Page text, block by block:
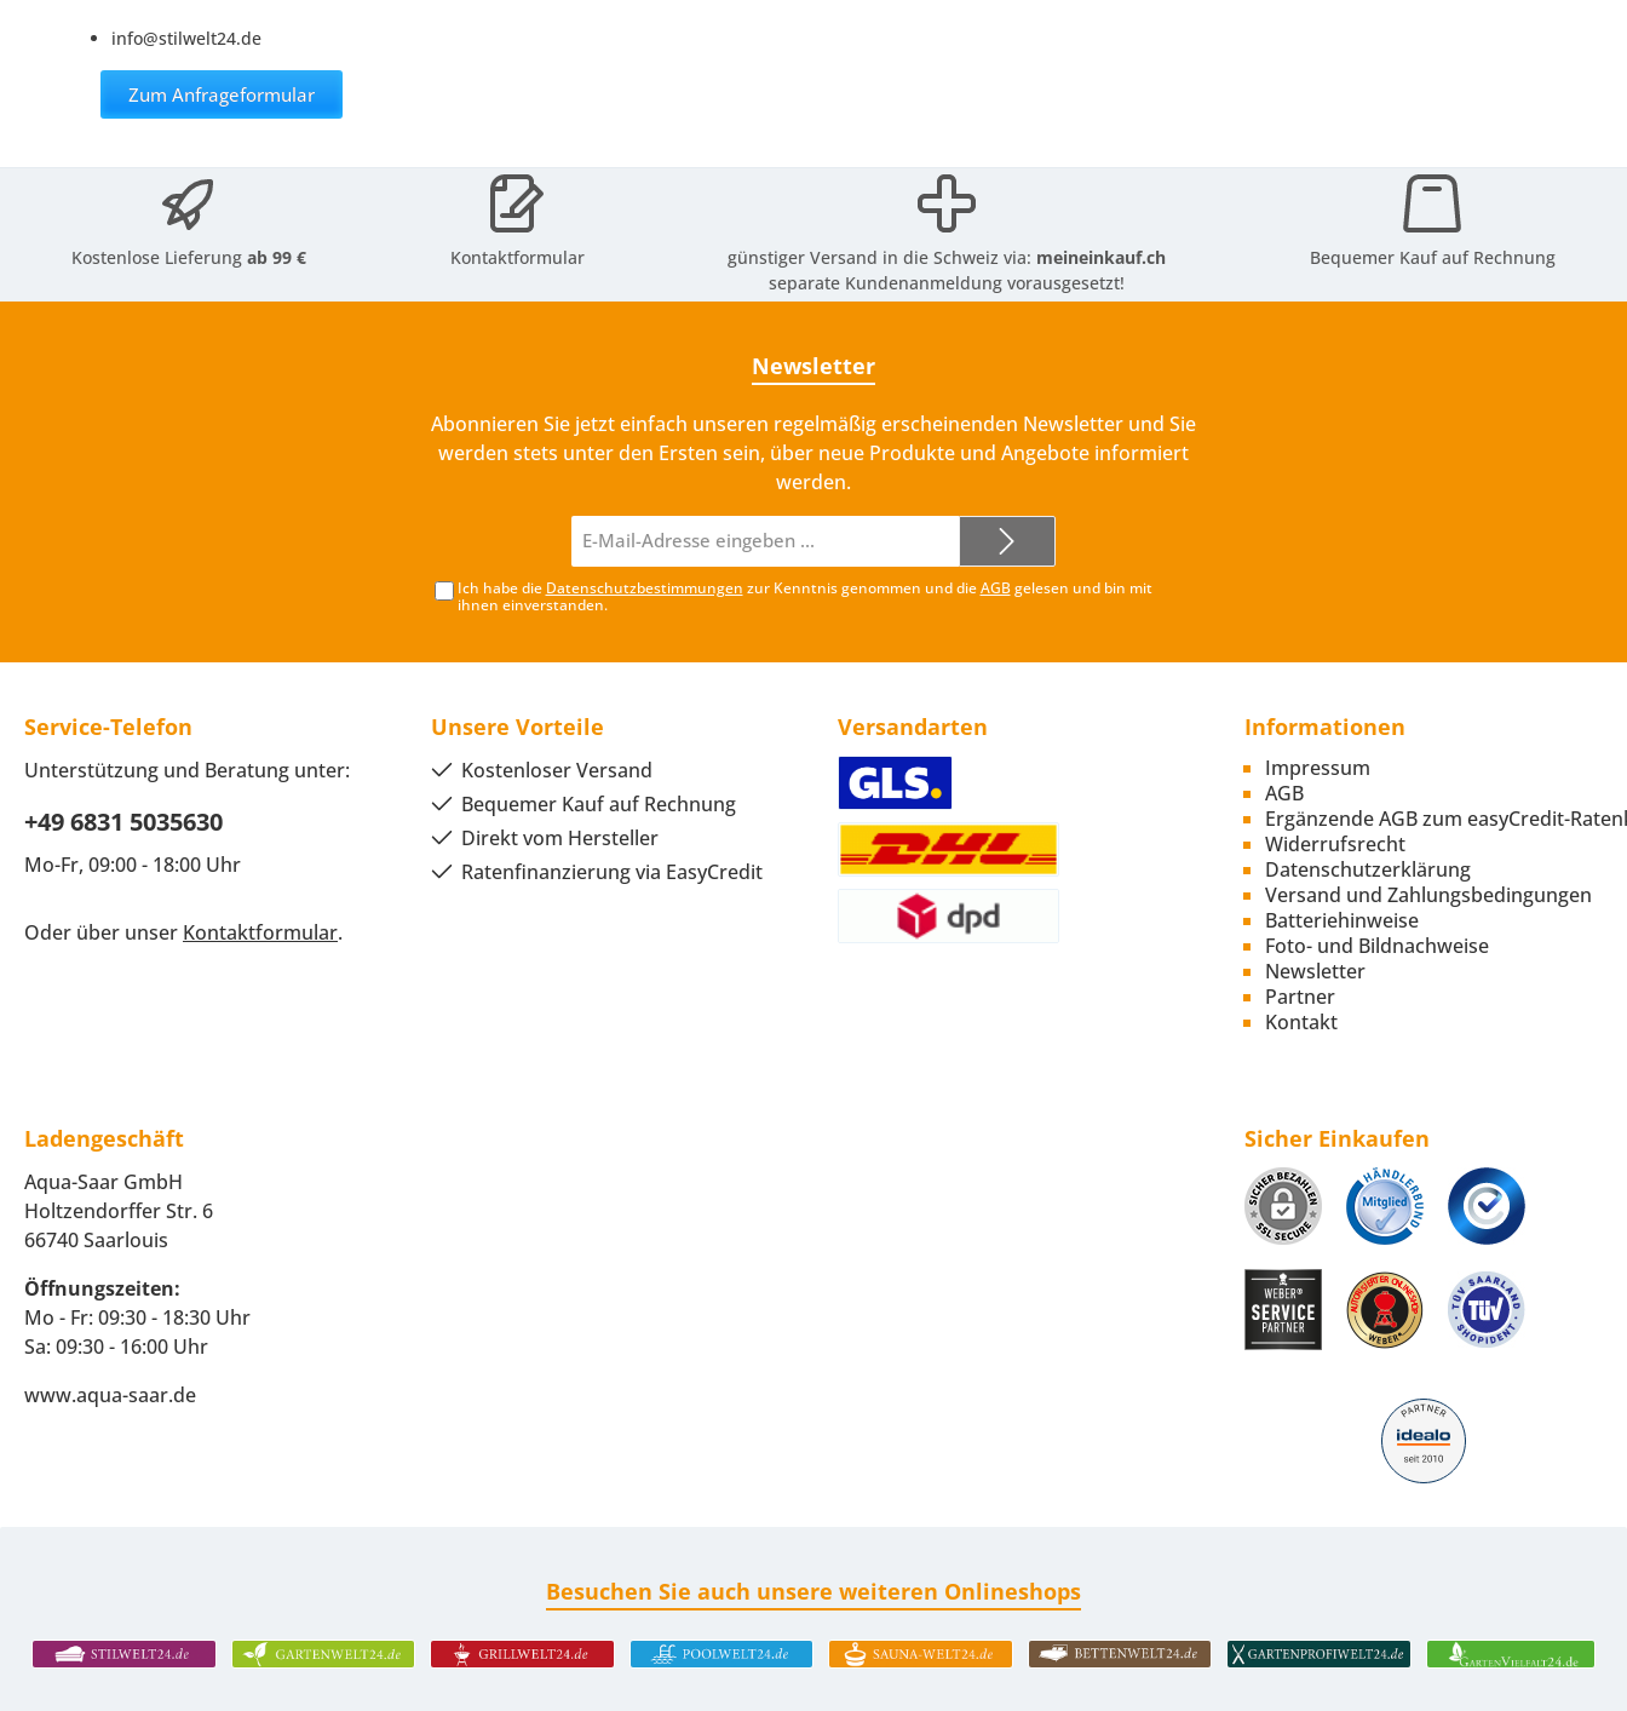
info@stilwelt24.de
Zum Anfrageformular
Kostenlose Lieferungab 99 € Kontaktformular günstiger Versand in die Schweiz via: meineinkauf.ch
separate Kundenanmeldung vorausgesetzt!
Bequemer Kauf auf Rechnung
Newsletter
Abonnieren Sie jetzt einfach unseren regelmäßig erscheinenden Newsletter und Sie
werden stets unter den Ersten sein, über neue Produkte und Angebote informiert
werden.
Mail-
Adresse*
Ich habe die Datenschutzbestimmungen zur Kenntnis genommen und dieAGBgelesen und bin mit
ihnen einverstanden.
Service-Telefon
Unterstützung und Beratung unter:
+49 6831 5035630
Mo-Fr, 09:00 - 18:00 Uhr
Oder über unser Kontaktformular.
Unsere Vorteile
Kostenloser Versand
Bequemer Kauf auf Rechnung
Direkt vom Hersteller
Ratenfinanzierung via EasyCredit
Versandarten Informationen
Impressum
AGB
Ergänzende AGB zum easyCredit-
Widerrufsrecht
Datenschutzerklärung
Versand und Zahlungsbedingungen
Batteriehinweise
Foto- und Bildnachweise
Newsletter
Partner
Kontakt
Ladengeschäft
Aqua-Saar GmbH
Holtzendorffer Str. 6
66740 Saarlouis
Öffnungszeiten:
Mo - Fr: 09:30 - 18:30 Uhr
Sa: 09:30 - 16:00 Uhr
www.aqua-saar.de
Sicher Einkaufen
Besuchen Sie auch unsere weiteren Onlineshops